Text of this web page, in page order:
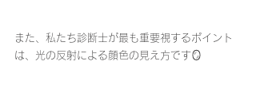
また、私たち診断士が最も重要視するポイント
は、光の反射による顔色の見え方です🪞